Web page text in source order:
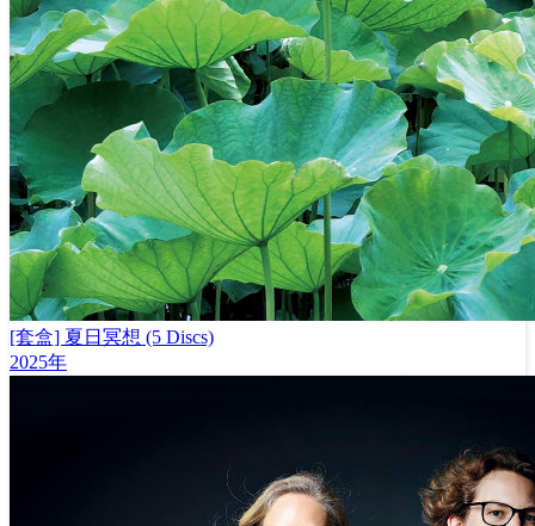
[套盒] 夏日冥想 (5 Discs)
2025年